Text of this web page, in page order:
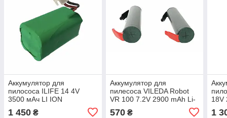
Аккумулятор для
пилососа ILIFE 14 4V
3500 мАч LI ION
1 450 ₴
Аккумулятор для
пилесоса VILEDA Robot
VR 100 7.2V 2900 mAh Li-
570₴
18V
1